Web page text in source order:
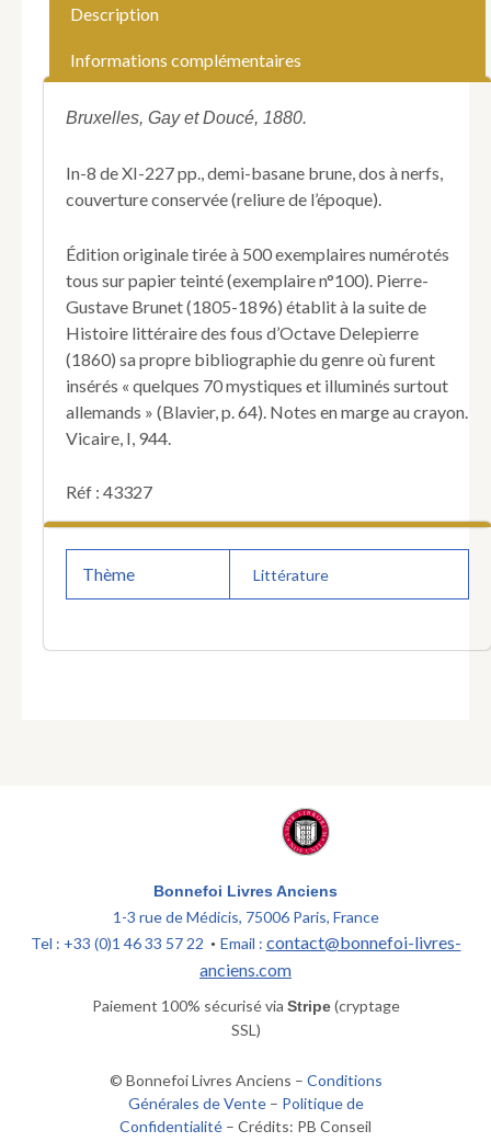
littéraires.
bibliographique
littérature
excentrique,
illuminés,
visionnaires,
etc.
par
Philomneste
junior.
Description
Informations complémentaires
Bruxelles, Gay et Doucé, 1880.
In-8 de XI-227 pp., demi-basane brune, dos à nerfs,
couverture conservée (reliure de l’époque).
Édition originale tirée à 500 exemplaires numérotés
tous sur papier teinté (exemplaire n°100). Pierre-
Gustave Brunet (1805-1896) établit à la suite de
Histoire littéraire des fous d’Octave Delepierre
(1860) sa propre bibliographie du genre où furent
insérés « quelques 70 mystiques et illuminés surtout
allemands » (Blavier, p. 64). Notes en marge au crayon.
Vicaire, I, 944.
Réf : 43327
Thème Littérature
Bonnefoi Livres Anciens
1-3 rue de Médicis, 75006 Paris, France
Tel : +33 (0)1 46 33 57 22 • Email : contact@bonnefoi-livres-
anciens.com
Paiement 100% sécurisé via Stripe(cryptage
SSL)
© Bonnefoi Livres Anciens – Conditions
Générales de Vente– Politique de
Confidentialité – Crédits: PB Conseil